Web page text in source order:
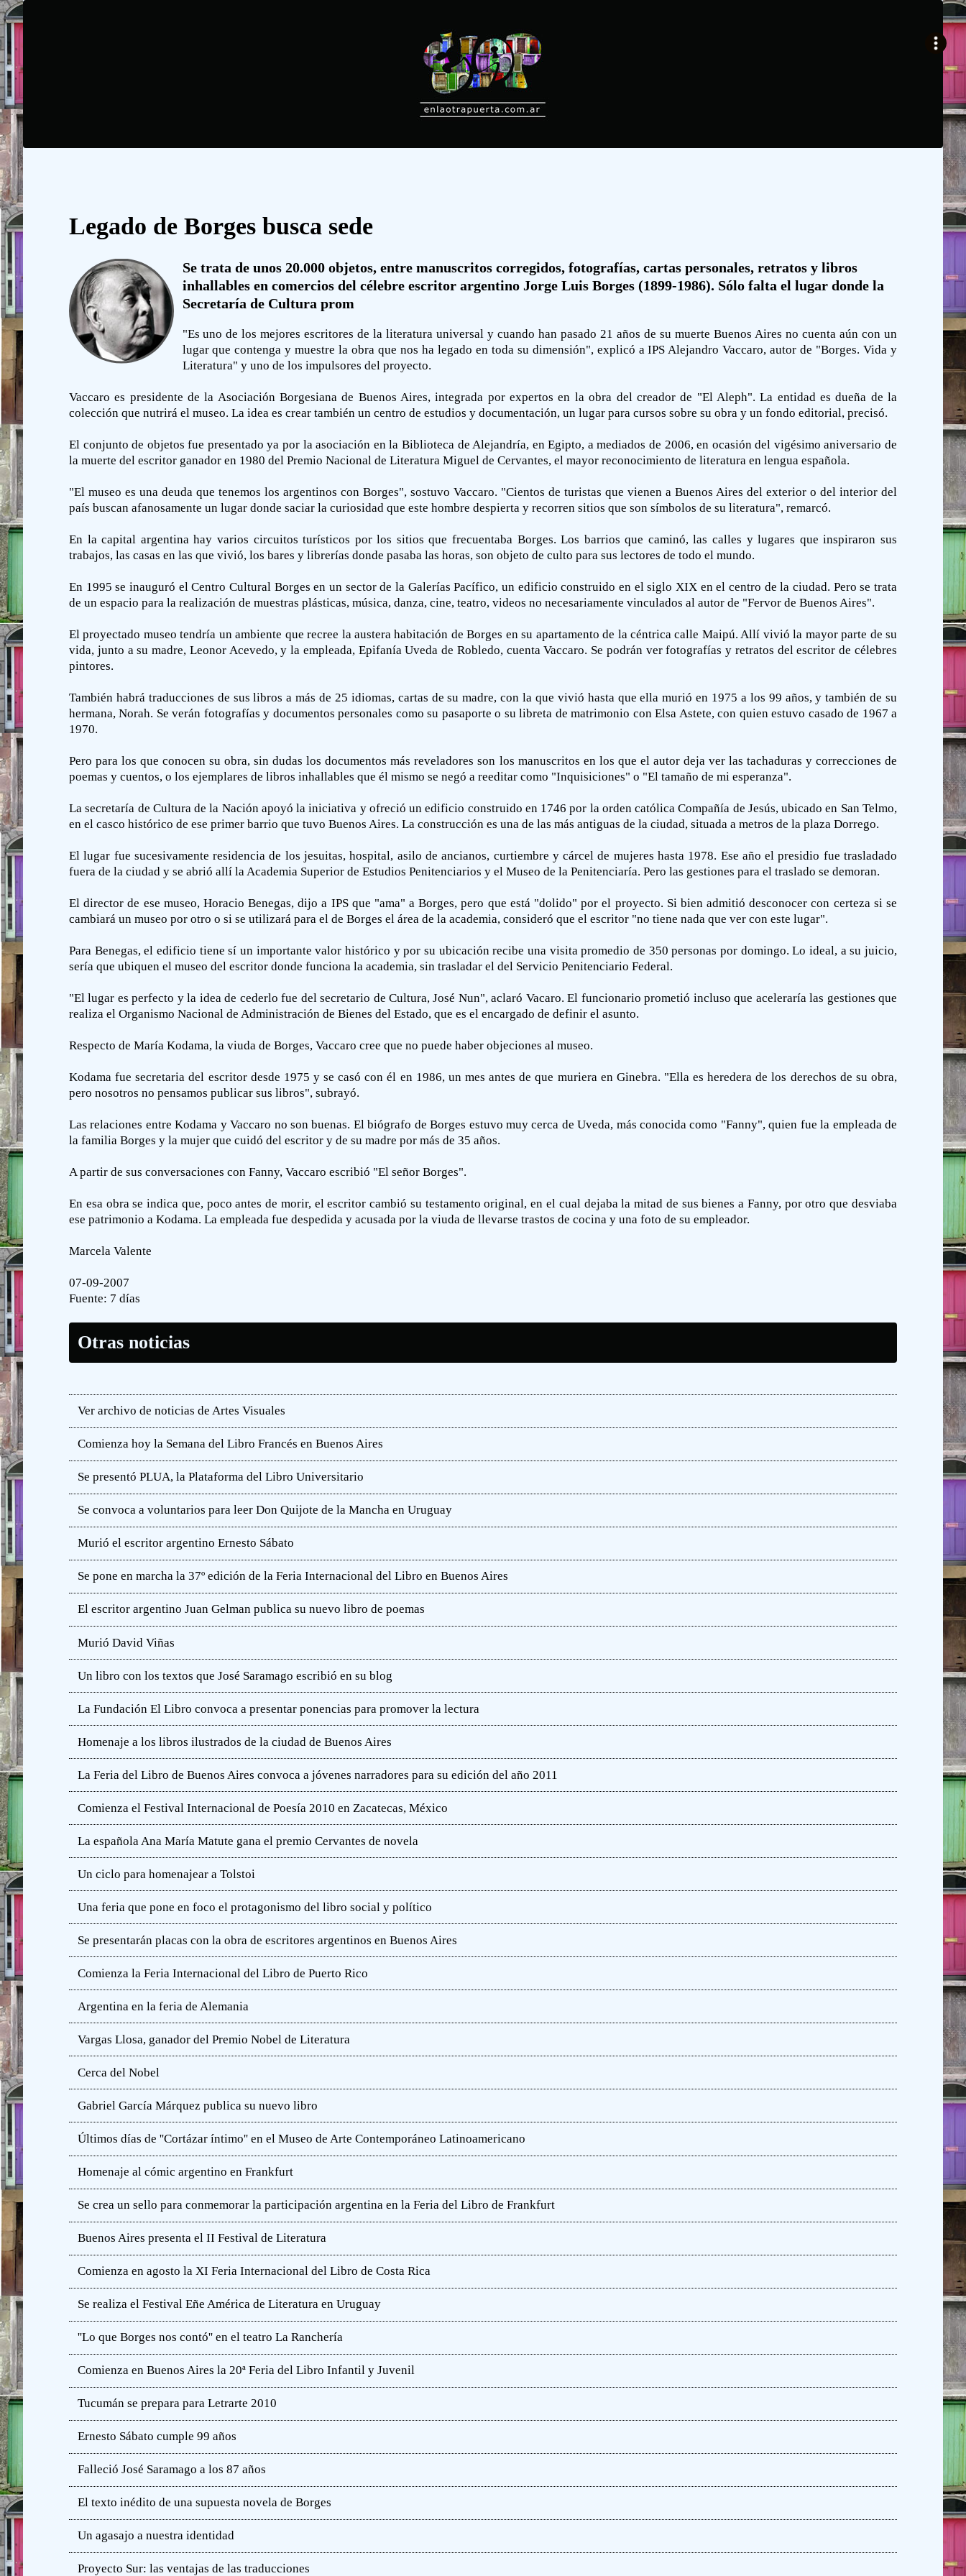
Legado de Borges busca sede
Se trata de unos 20.000 objetos, entre manuscritos corregidos, fotografías, cartas personales, retratos y libros
inhallables en comercios del célebre escritor argentino Jorge Luis Borges (1899-1986). Sólo falta el lugar donde la
Secretaría de Cultura prom
"Es uno de los mejores escritores de la literatura universal y cuando han pasado 21 años de su muerte Buenos Aires no cuenta aún con un
lugar que contenga y muestre la obra que nos ha legado en toda su dimensión", explicó a IPS Alejandro Vaccaro, autor de "Borges. Vida y
Literatura" y uno de los impulsores del proyecto.
Vaccaro es presidente de la Asociación Borgesiana de Buenos Aires, integrada por expertos en la obra del creador de "El Aleph". La entidad es dueña de la
colección que nutrirá el museo. La idea es crear también un centro de estudios y documentación, un lugar para cursos sobre su obra y un fondo editorial, precisó.
El conjunto de objetos fue presentado ya por la asociación en la Biblioteca de Alejandría, en Egipto, a mediados de 2006, en ocasión del vigésimo aniversario de
la muerte del escritor ganador en 1980 del Premio Nacional de Literatura Miguel de Cervantes, el mayor reconocimiento de literatura en lengua española.
"El museo es una deuda que tenemos los argentinos con Borges", sostuvo Vaccaro. "Cientos de turistas que vienen a Buenos Aires del exterior o del interior del
país buscan afanosamente un lugar donde saciar la curiosidad que este hombre despierta y recorren sitios que son símbolos de su literatura", remarcó.
En la capital argentina hay varios circuitos turísticos por los sitios que frecuentaba Borges. Los barrios que caminó, las calles y lugares que inspiraron sus
trabajos, las casas en las que vivió, los bares y librerías donde pasaba las horas, son objeto de culto para sus lectores de todo el mundo.
En 1995 se inauguró el Centro Cultural Borges en un sector de la Galerías Pacífico, un edificio construido en el siglo XIX en el centro de la ciudad. Pero se trata
de un espacio para la realización de muestras plásticas, música, danza, cine, teatro, videos no necesariamente vinculados al autor de "Fervor de Buenos Aires".
El proyectado museo tendría un ambiente que recree la austera habitación de Borges en su apartamento de la céntrica calle Maipú. Allí vivió la mayor parte de su
vida, junto a su madre, Leonor Acevedo, y la empleada, Epifanía Uveda de Robledo, cuenta Vaccaro. Se podrán ver fotografías y retratos del escritor de célebres
pintores.
También habrá traducciones de sus libros a más de 25 idiomas, cartas de su madre, con la que vivió hasta que ella murió en 1975 a los 99 años, y también de su
hermana, Norah. Se verán fotografías y documentos personales como su pasaporte o su libreta de matrimonio con Elsa Astete, con quien estuvo casado de 1967 a
1970.
Pero para los que conocen su obra, sin dudas los documentos más reveladores son los manuscritos en los que el autor deja ver las tachaduras y correcciones de
poemas y cuentos, o los ejemplares de libros inhallables que él mismo se negó a reeditar como "Inquisiciones" o "El tamaño de mi esperanza".
La secretaría de Cultura de la Nación apoyó la iniciativa y ofreció un edificio construido en 1746 por la orden católica Compañía de Jesús, ubicado en San Telmo,
en el casco histórico de ese primer barrio que tuvo Buenos Aires. La construcción es una de las más antiguas de la ciudad, situada a metros de la plaza Dorrego.
El lugar fue sucesivamente residencia de los jesuitas, hospital, asilo de ancianos, curtiembre y cárcel de mujeres hasta 1978. Ese año el presidio fue trasladado
fuera de la ciudad y se abrió allí la Academia Superior de Estudios Penitenciarios y el Museo de la Penitenciaría. Pero las gestiones para el traslado se demoran.
El director de ese museo, Horacio Benegas, dijo a IPS que "ama" a Borges, pero que está "dolido" por el proyecto. Si bien admitió desconocer con certeza si se
cambiará un museo por otro o si se utilizará para el de Borges el área de la academia, consideró que el escritor "no tiene nada que ver con este lugar".
Para Benegas, el edificio tiene sí un importante valor histórico y por su ubicación recibe una visita promedio de 350 personas por domingo. Lo ideal, a su juicio,
sería que ubiquen el museo del escritor donde funciona la academia, sin trasladar el del Servicio Penitenciario Federal.
"El lugar es perfecto y la idea de cederlo fue del secretario de Cultura, José Nun", aclaró Vacaro. El funcionario prometió incluso que aceleraría las gestiones que
realiza el Organismo Nacional de Administración de Bienes del Estado, que es el encargado de definir el asunto.
Respecto de María Kodama, la viuda de Borges, Vaccaro cree que no puede haber objeciones al museo.
Kodama fue secretaria del escritor desde 1975 y se casó con él en 1986, un mes antes de que muriera en Ginebra. "Ella es heredera de los derechos de su obra,
pero nosotros no pensamos publicar sus libros", subrayó.
Las relaciones entre Kodama y Vaccaro no son buenas. El biógrafo de Borges estuvo muy cerca de Uveda, más conocida como "Fanny", quien fue la empleada de
la familia Borges y la mujer que cuidó del escritor y de su madre por más de 35 años.
A partir de sus conversaciones con Fanny, Vaccaro escribió "El señor Borges".
En esa obra se indica que, poco antes de morir, el escritor cambió su testamento original, en el cual dejaba la mitad de sus bienes a Fanny, por otro que desviaba
ese patrimonio a Kodama. La empleada fue despedida y acusada por la viuda de llevarse trastos de cocina y una foto de su empleador.
Marcela Valente
07-09-2007
Fuente: 7 días
Otras noticias
Ver archivo de noticias de Artes Visuales
Comienza hoy la Semana del Libro Francés en Buenos Aires
Se presentó PLUA, la Plataforma del Libro Universitario
Se convoca a voluntarios para leer Don Quijote de la Mancha en Uruguay
Murió el escritor argentino Ernesto Sábato
Se pone en marcha la 37º edición de la Feria Internacional del Libro en Buenos Aires
El escritor argentino Juan Gelman publica su nuevo libro de poemas
Murió David Viñas
Un libro con los textos que José Saramago escribió en su blog
La Fundación El Libro convoca a presentar ponencias para promover la lectura
Homenaje a los libros ilustrados de la ciudad de Buenos Aires
La Feria del Libro de Buenos Aires convoca a jóvenes narradores para su edición del año 2011
Comienza el Festival Internacional de Poesía 2010 en Zacatecas, México
La española Ana María Matute gana el premio Cervantes de novela
Un ciclo para homenajear a Tolstoi
Una feria que pone en foco el protagonismo del libro social y político
Se presentarán placas con la obra de escritores argentinos en Buenos Aires
Comienza la Feria Internacional del Libro de Puerto Rico
Argentina en la feria de Alemania
Vargas Llosa, ganador del Premio Nobel de Literatura
Cerca del Nobel
Gabriel García Márquez publica su nuevo libro
Últimos días de ''Cortázar íntimo'' en el Museo de Arte Contemporáneo Latinoamericano
Homenaje al cómic argentino en Frankfurt
Se crea un sello para conmemorar la participación argentina en la Feria del Libro de Frankfurt
Buenos Aires presenta el II Festival de Literatura
Comienza en agosto la XI Feria Internacional del Libro de Costa Rica
Se realiza el Festival Eñe América de Literatura en Uruguay
''Lo que Borges nos contó'' en el teatro La Ranchería
Comienza en Buenos Aires la 20ª Feria del Libro Infantil y Juvenil
Tucumán se prepara para Letrarte 2010
Ernesto Sábato cumple 99 años
Falleció José Saramago a los 87 años
El texto inédito de una supuesta novela de Borges
Un agasajo a nuestra identidad
Proyecto Sur: las ventajas de las traducciones